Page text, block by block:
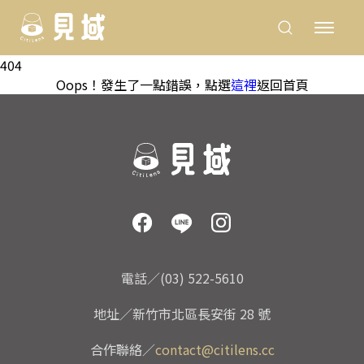
404
Oops！發生了一點錯誤，點選這裡返回首頁
電話／(03) 522-5610
地址／新竹市北區長安街 28 號
合作聯絡／contact@citilens.cc